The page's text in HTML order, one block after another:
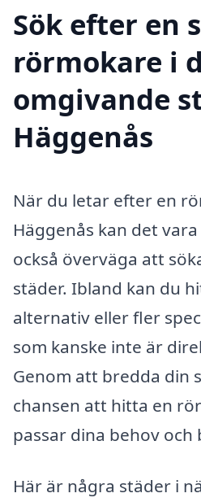
Sök efter en
rörmokare i
omgivande
Häggenås
När du letar efter en
Häggenås kan det
också överväga att
städer. Ibland kan du
alternativ eller fler
som kanske inte är
Genom att bredda din
chansen att hitta en
passar dina behov och
Här är några städer i